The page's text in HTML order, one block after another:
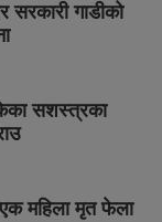
सरकारी गाडीको
सशस्त्रका
महिला मृत फेला